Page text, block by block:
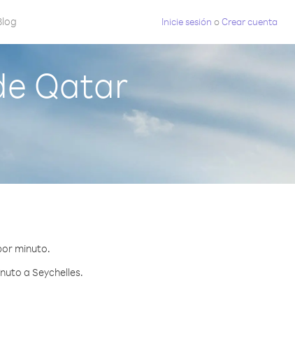
Inicie sesión oCrear cuenta
Qatar
minuto.
a Seychelles.